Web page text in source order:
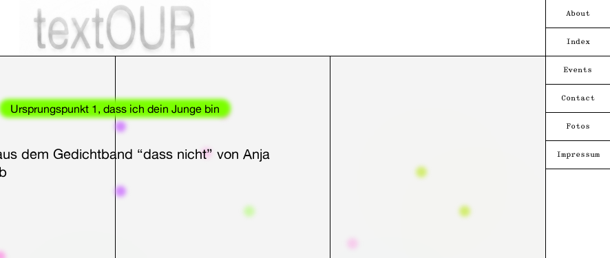
Ursprungspunkt 1, dass ich dein Junge bin
dem Gedichtband “dass nicht” von Anja
About
Index
Events
Contact
Fotos
Impressum